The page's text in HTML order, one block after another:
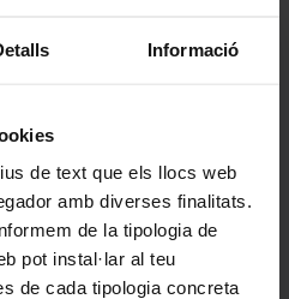
Informació
de text que els llocs web
amb diverses finalitats.
de la tipologia de
pot instal·lar al teu
de cada tipologia concreta
39 - 41, 08038 Barcelona